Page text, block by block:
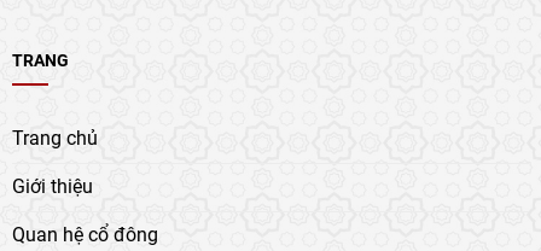
TRANG
Trang chủ
Giới thiệu
Quan hệ cổ đông